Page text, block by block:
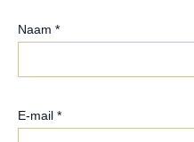
Naam *
E-mail *